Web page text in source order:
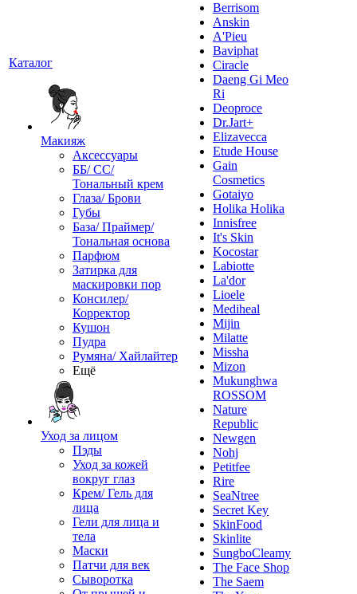
Каталог
Макияж
Аксессуары
ББ/ СС/
Тональный крем
Глаза/ Брови
Губы
База/ Праймер/
Тональная основа
Парфюм
Затирка для
маскировки пор
Консилер/
Корректор
Кушон
Пудра
Румяна/ Хайлайтер
Ещё
Уход за лицом
Пэды
Уход за кожей
вокруг глаз
Крем/ Гель для
лица
Гели для лица и
тела
Маски
Патчи для век
Сыворотка
Berrisom
Anskin
A'Pieu
Baviphat
Ciracle
Daeng Gi Meo
Ri
Deoproce
Dr.Jart+
Elizavecca
Etude House
Gain
Cosmetics
Gotaiyo
Holika Holika
Innisfree
It's Skin
Kocostar
Labiotte
La'dor
Lioele
Mediheal
Mijin
Milatte
Missha
Mizon
Mukunghwa
ROSSOM
Nature
Republic
Newgen
Nohj
Petitfee
Rire
SeaNtree
Secret Key
SkinFood
Skinlite
SungboCleamy
The Face Shop
The Saem